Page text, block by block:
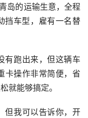
岛的运输生意，全程
挡车型，雇有一名替
有跑出来，但这辆车
卡操作非常简便，省
就能够搞定。
但我可以告诉你，开